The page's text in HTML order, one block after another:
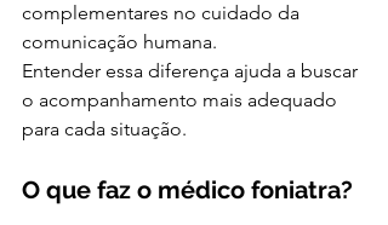
complementares no cuidado da
comunicação humana.
Entender essa diferença ajuda a buscar
o acompanhamento mais adequado
para cada situação.
O que faz o médico foniatra?